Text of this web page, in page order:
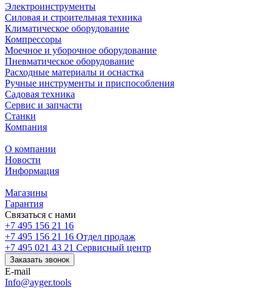
Электроинструменты
Силовая и строительная техника
Климатическое оборудование
Компрессоры
Моечное и уборочное оборудование
Пневматическое оборудование
Расходные материалы и оснастка
Ручные инструменты и приспособления
Садовая техника
Сервис и запчасти
Станки
Компания
О компании
Новости
Информация
Магазины
Гарантия
Связаться с нами
+7 495 156 21 16
+7 495 156 21 16 Отдел продаж
+7 495 021 43 21 Cервисный центр
Заказать звонок
E-mail
Info@ayger.tools